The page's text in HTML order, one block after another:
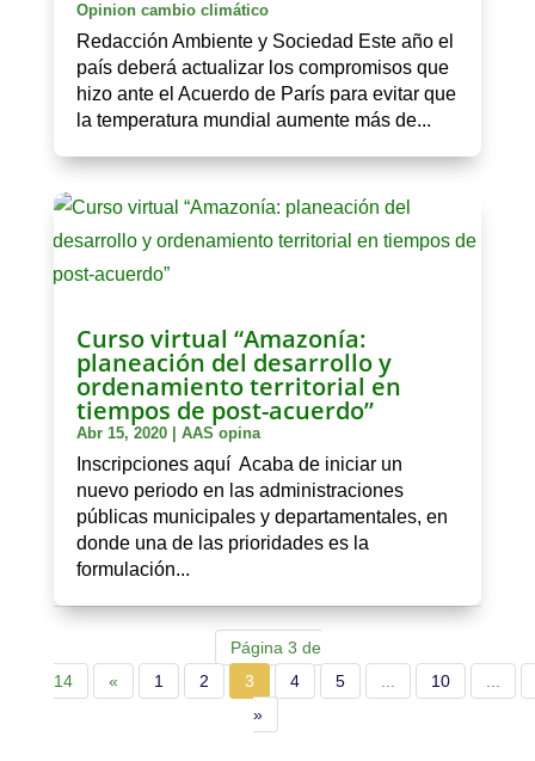
Opinion cambio climático
Redacción Ambiente y Sociedad Este año el
país deberá actualizar los compromisos que
hizo ante el Acuerdo de París para evitar que
la temperatura mundial aumente más de...
Curso virtual “Amazonía:
planeación del desarrollo y
ordenamiento territorial en
tiempos de post-acuerdo”
Abr 15, 2020| AAS opina
Inscripciones aquí Acaba de iniciar un
nuevo periodo en las administraciones
públicas municipales y departamentales, en
donde una de las prioridades es la
formulación...
Página 3 de
14
« 1 2 3 4 5 ... 10
...
»